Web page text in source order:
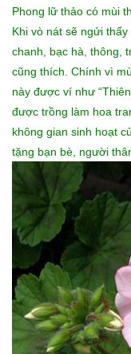
Phong lữ thảo có mùi
Khi vò nát sẽ ngửi
chanh, bạc hà, thông,
cũng thích. Chính vì
này được ví như
được trồng làm hoa
không gian sinh hoạt
tặng bạn bè, người